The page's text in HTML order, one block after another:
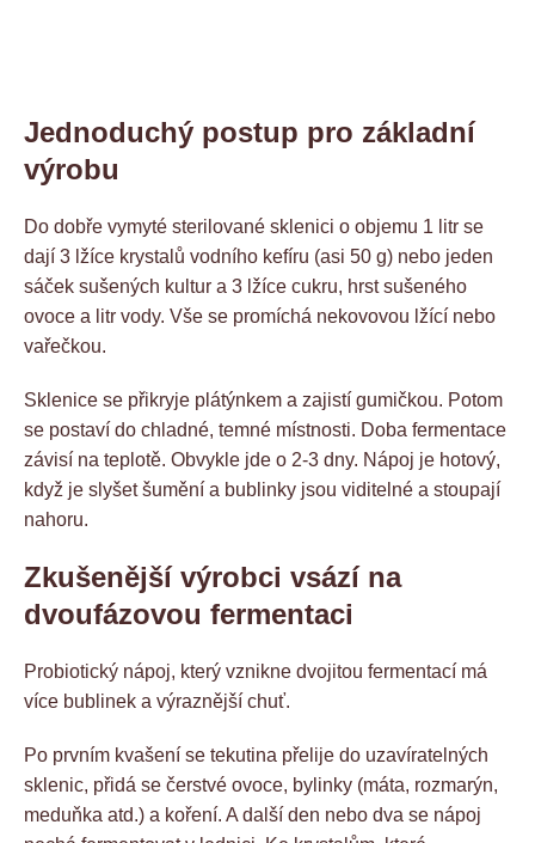
Jednoduchý postup pro základní
výrobu
Do dobře vymyté sterilované sklenici o objemu 1 litr se
dají 3 lžíce krystalů vodního kefíru (asi 50 g) nebo jeden
sáček sušených kultur a 3 lžíce cukru, hrst sušeného
ovoce a litr vody. Vše se promíchá nekovovou lžící nebo
vařečkou.
Sklenice se přikryje plátýnkem a zajistí gumičkou. Potom
se postaví do chladné, temné místnosti. Doba fermentace
závisí na teplotě. Obvykle jde o 2-3 dny. Nápoj je hotový,
když je slyšet šumění a bublinky jsou viditelné a stoupají
nahoru.
Zkušenější výrobci vsází na
dvoufázovou fermentaci
Probiotický nápoj, který vznikne dvojitou fermentací má
více bublinek a výraznější chuť.
Po prvním kvašení se tekutina přelije do uzavíratelných
sklenic, přidá se čerstvé ovoce, bylinky (máta, rozmarýn,
meduňka atd.) a koření. A další den nebo dva se nápoj